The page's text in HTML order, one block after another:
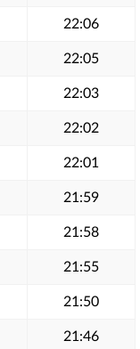
22:06
22:05
22:03
22:02
22:01
21:59
21:58
21:55
21:50
21:46